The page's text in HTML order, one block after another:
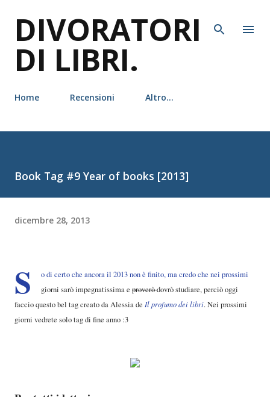
DIVORATORI
DI LIBRI.
Home Recensioni Altro…
Book Tag #9 Year of books [2013]
dicembre 28, 2013
S
o di certo che ancora il 2013 non è finito, ma credo che nei prossimi
giorni sarò impegnatissima e proveròdovrò studiare, perciò oggi
faccio questo bel tag creato da Alessia de Il profumo dei libri. Nei prossimi
giorni vedrete solo tag di fine anno :3